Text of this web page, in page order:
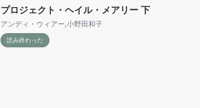
プロジェクト・ヘイル・メアリー 下
アンディ・ウィアー,小野田和子
読み終わった